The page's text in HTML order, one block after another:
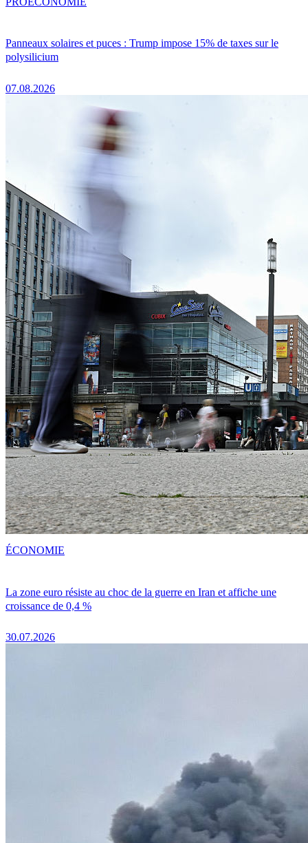
Panneaux solaires et puces : Trump impose 15% de taxes sur le
polysilicium
07.08.2026
La zone euro résiste au choc de la guerre en Iran et affiche une
croissance de 0,4 %
30.07.2026
ÉCONOMIE